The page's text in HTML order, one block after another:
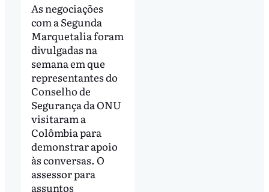
As negociações
com a Segunda
Marquetalia foram
divulgadas na
semana em que
representantes do
Conselho de
Segurança da ONU
visitaram a
Colômbia para
demonstrar apoio
às conversas. O
assessor para
assuntos